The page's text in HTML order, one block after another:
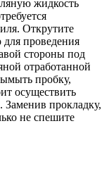
жидкость
Открутите
для проведения
стороны под
отработанной
пробку,
осуществить
Заменив прокладку,
не спешите